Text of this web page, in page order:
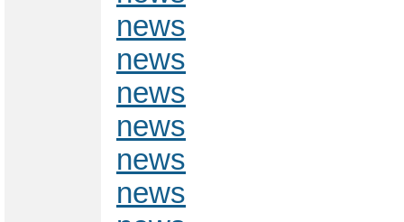
news
news
news
news
news
news